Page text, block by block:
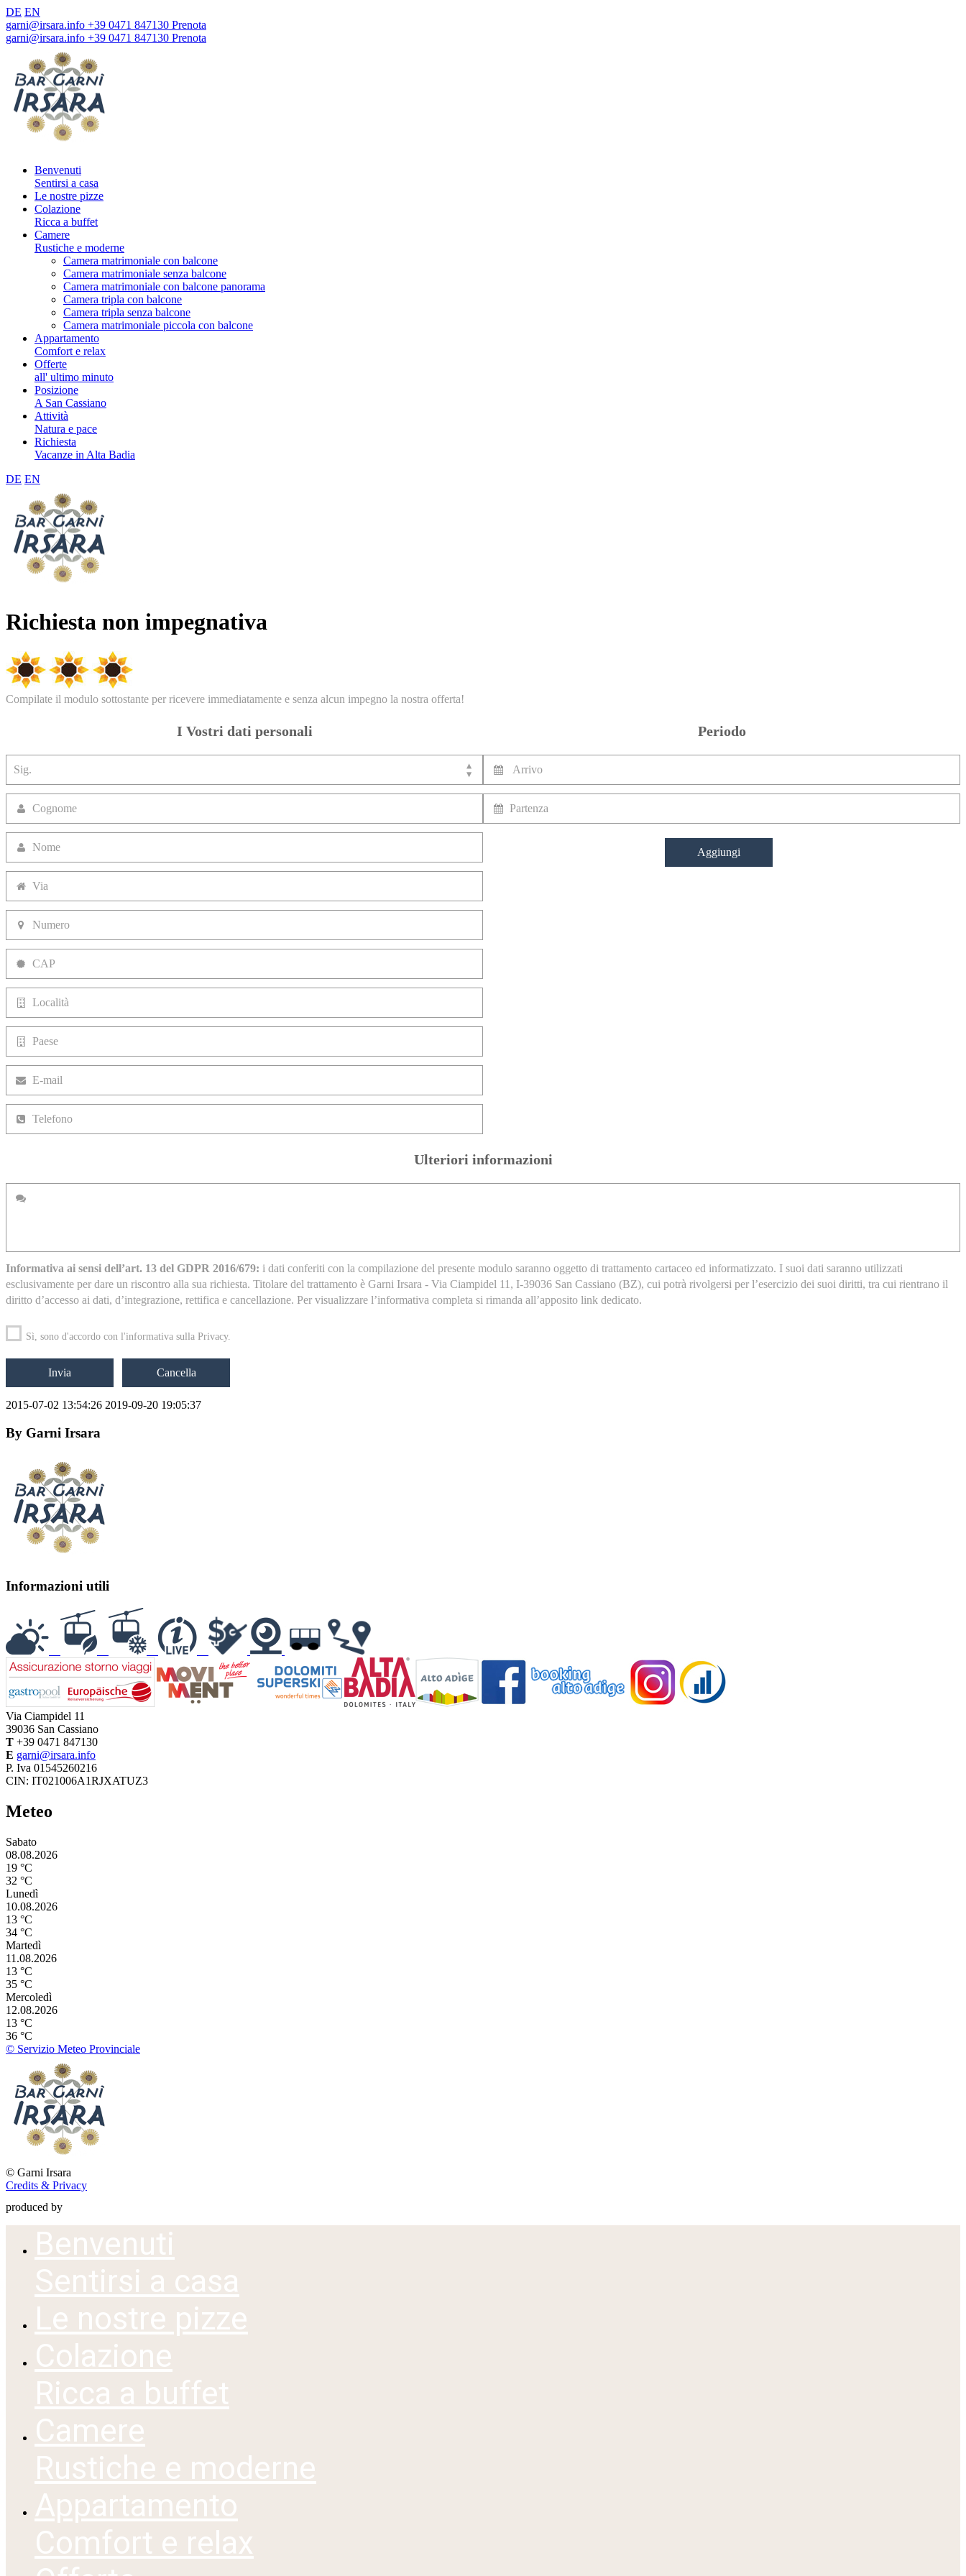
DE EN
garni@irsara.info +39 0471 847130 Prenota
garni@irsara.info +39 0471 847130 Prenota
Benvenuti
Sentirsi a casa
Le nostre pizze
Colazione
Ricca a buffet
Camere
Rustiche e moderne
Camera matrimoniale con balcone
Camera matrimoniale senza balcone
Camera matrimoniale con balcone panorama
Camera tripla con balcone
Camera tripla senza balcone
Camera matrimoniale piccola con balcone
Appartamento
Comfort e relax
Offerte
all' ultimo minuto
Posizione
A San Cassiano
Attività
Natura e pace
Richiesta
Vacanze in Alta Badia
DE EN
Richiesta non impegnativa
Compilate il modulo sottostante per ricevere immediatamente e senza alcun impegno la nostra offerta!
I Vostri dati personali Periodo
Ulteriori informazioni
Informativa ai sensi dell’art. 13 del GDPR 2016/679: i dati conferiti con la compilazione del presente modulo saranno oggetto di trattamento cartaceo ed informatizzato. I suoi dati saranno utilizzati
esclusivamente per dare un riscontro alla sua richiesta. Titolare del trattamento è Garni Irsara - Via Ciampidel 11, I-39036 San Cassiano (BZ), cui potrà rivolgersi per l’esercizio dei suoi diritti, tra cui rientrano il
diritto d’accesso ai dati, d’integrazione, rettifica e cancellazione. Per visualizzare l’informativa completa si rimanda all’apposito link dedicato.
Sì, sono d'accordo con l'informativa sulla Privacy.
2015-07-02 13:54:26 2019-09-20 19:05:37
By Garni Irsara
Informazioni utili
Via Ciampidel 11
39036 San Cassiano
T +39 0471 847130
E garni@irsara.info
P. Iva 01545260216
CIN: IT021006A1RJXATUZ3
Meteo
Sabato
08.08.2026
19 °C
32 °C
Lunedì
10.08.2026
13 °C
34 °C
Martedì
11.08.2026
13 °C
35 °C
Mercoledì
12.08.2026
13 °C
36 °C
© Servizio Meteo Provinciale
© Garni Irsara
Credits & Privacy
produced by
Benvenuti
Sentirsi a casa
Le nostre pizze
Colazione
Ricca a buffet
Camere
Rustiche e moderne
Appartamento
Comfort e relax